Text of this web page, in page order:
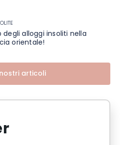
degli alloggi insoliti nella
orientale!
articoli